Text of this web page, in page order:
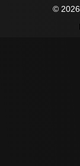
© 2026